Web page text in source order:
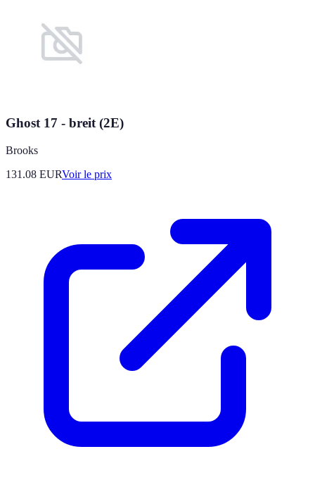
Ghost 17 - breit (2E)
Brooks
131.08 EURVoir le prix